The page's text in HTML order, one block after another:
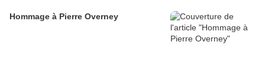
Hommage à Pierre Overney